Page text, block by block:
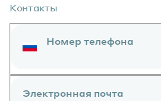
Контакты
Номер телефона
Электронная почта